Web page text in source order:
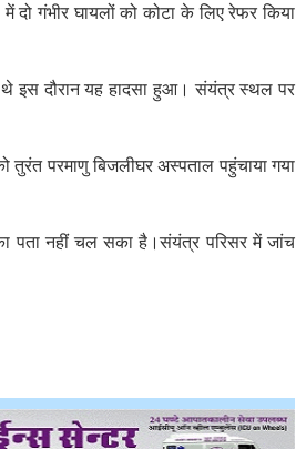
गंभीर घायलों को कोटा के लिए रेफर किया
थे इस दौरान यह हादसा हुआ। संयंत्र स्थल पर
तुरंत परमाणु बिजलीघर अस्पताल पहुंचाया गया
पता नहीं चल सका है।संयंत्र परिसर में जांच